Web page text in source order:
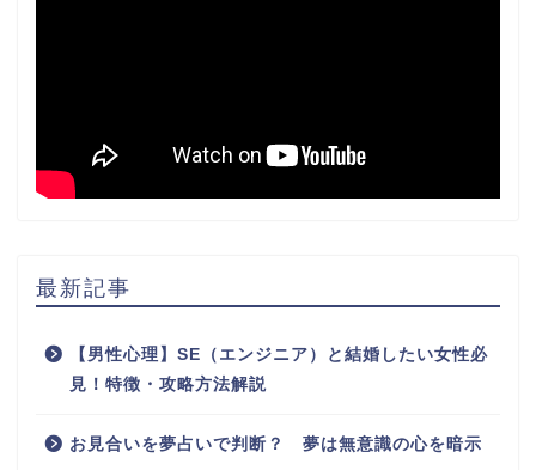
最新記事
【男性心理】SE（エンジニア）と結婚したい女性必
見！特徴・攻略方法解説
お見合いを夢占いで判断？ 夢は無意識の心を暗示